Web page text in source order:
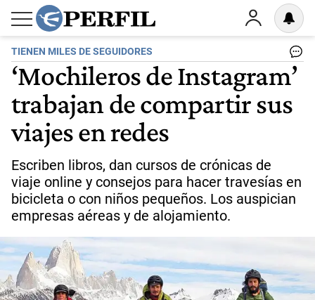
TIENEN MILES DE SEGUIDORES
‘Mochileros de Instagram’
trabajan de compartir sus
viajes en redes
Escriben libros, dan cursos de crónicas de
viaje online y consejos para hacer travesías en
bicicleta o con niños pequeños. Los auspician
empresas aéreas y de alojamiento.